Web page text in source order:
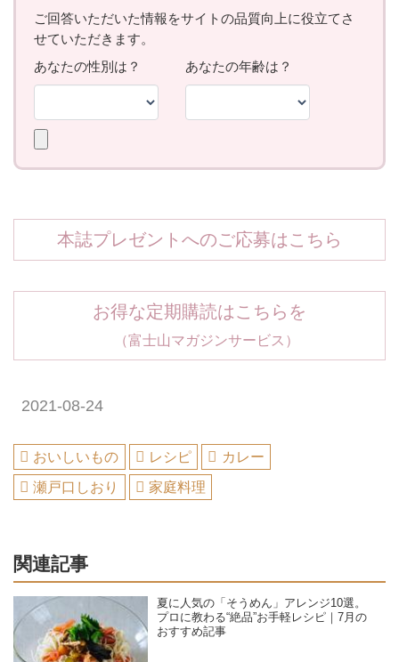
本誌プレゼントへのご応募はこちら
お得な定期購読はこちらを
（富士山マガジンサービス）
2021-08-24
おいしいもの レシピ
カレー
瀬戸口しおり
家庭料理
関連記事
夏に人気の「そうめん」アレンジ10選。
プロに教わる“絶品”お手軽レシピ｜7月の
おすすめ記事